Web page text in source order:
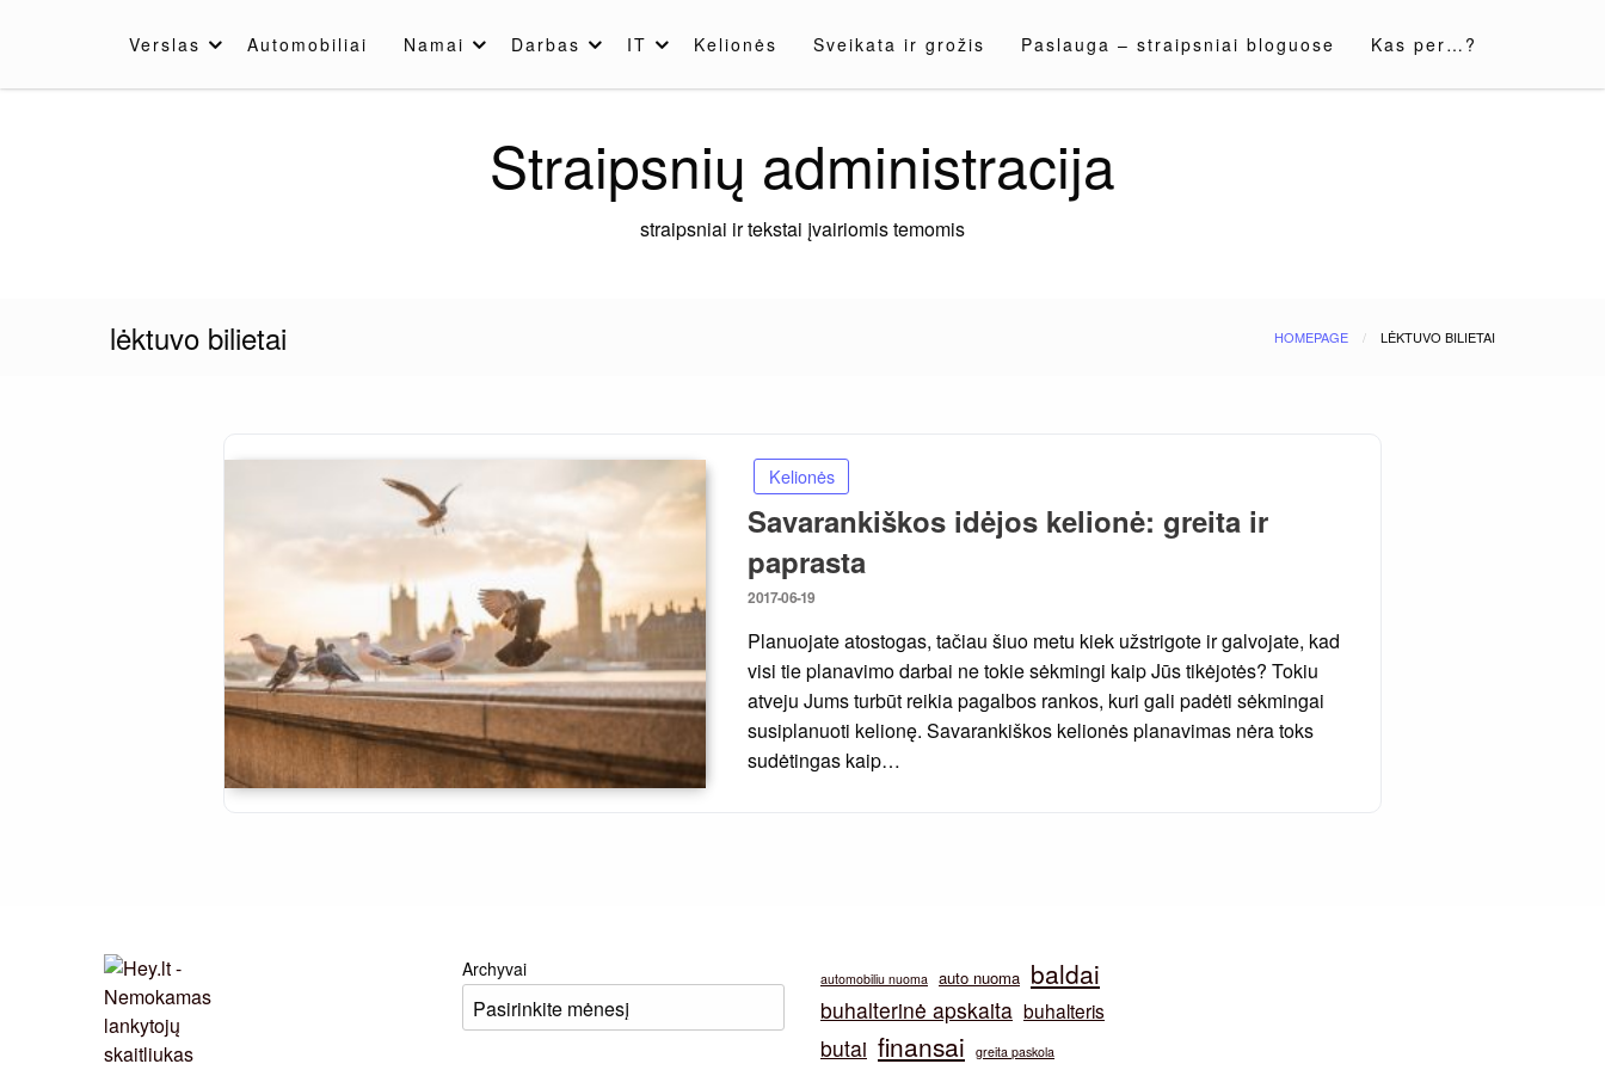
Verslas Automobiliai Namai Darbas IT Kelionės Sveikata ir grožis Paslauga – straipsniai bloguose Kas per…?
Straipsnių administracija
straipsniai ir tekstai įvairiomis temomis
lėktuvo bilietai HOMEPAGE LĖKTUVO BILIETAI
Kelionės
Savarankiškos idėjos kelionė: greita ir
paprasta
Posted
2017-06-19
Planuojate atostogas, tačiau šiuo metu kiek užstrigote ir galvojate, kad
visi tie planavimo darbai ne tokie sėkmingi kaip Jūs tikėjotės? Tokiu
atveju Jums turbūt reikia pagalbos rankos, kuri gali padėti sėkmingai
susiplanuoti kelionę. Savarankiškos kelionės planavimas nėra toks
sudėtingas kaip…
Archyvai automobiliu nuoma auto nuoma baldai
buhalterinė apskaita buhalteris
butai finansai greita paskola